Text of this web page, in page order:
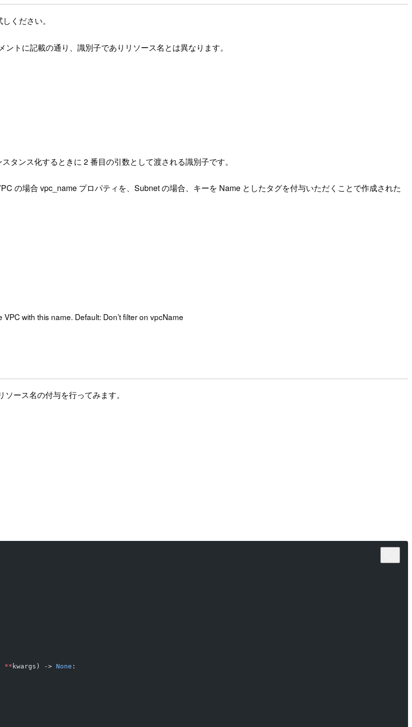
ください。
トに記載の通り、識別子でありリソース名とは異なります。
タンス化するときに 2 番目の引数として渡される識別子です。
の場合 vpc_name プロパティを、Subnet の場合、キーを Name としたタグを付与いただくことで作成された
with this name. Default: Don’t filter on vpcName
ース名の付与を行ってみます。
** kwargs) -> None :